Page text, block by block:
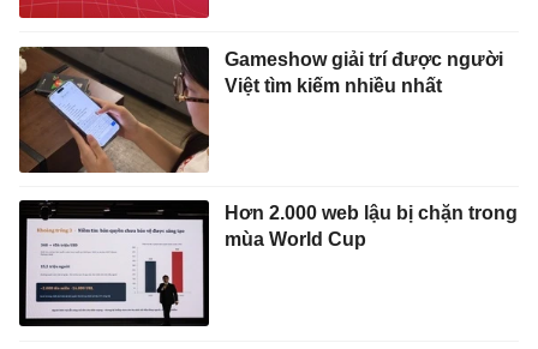
Gameshow giải trí được người
Việt tìm kiếm nhiều nhất
Hơn 2.000 web lậu bị chặn trong
mùa World Cup